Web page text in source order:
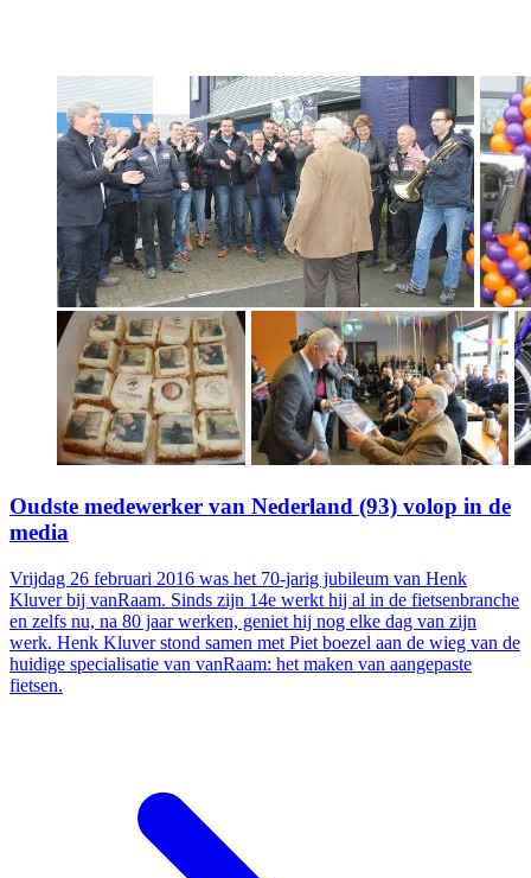
Oudste medewerker van Nederland (93) volop in de
media
Vrijdag 26 februari 2016 was het 70-jarig jubileum van Henk
Kluver bij vanRaam. Sinds zijn 14e werkt hij al in de fietsenbranche
en zelfs nu, na 80 jaar werken, geniet hij nog elke dag van zijn
werk. Henk Kluver stond samen met Piet boezel aan de wieg van de
huidige specialisatie van vanRaam: het maken van aangepaste
fietsen.